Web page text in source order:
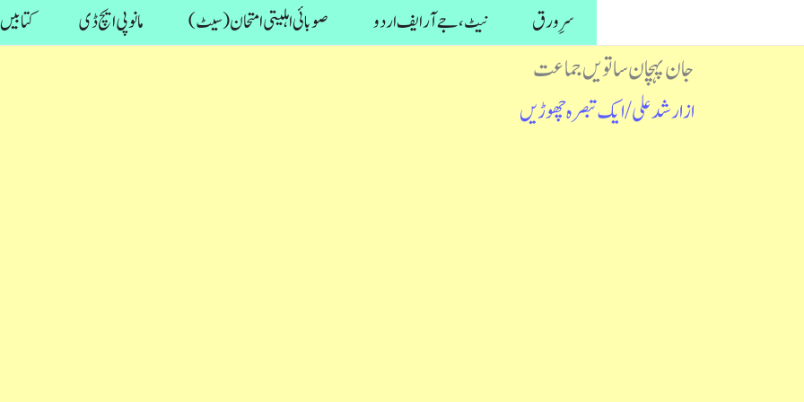
سرِ ورق نیٹ، جے آر ایف اردو صوبائی اہلیتی امتحان (سیٹ) مانو پی ایچ ڈی کتابیں
جان پہچان ساتویں جماعت
ازارشد علی/ایک تبصرہ چھوڑیں